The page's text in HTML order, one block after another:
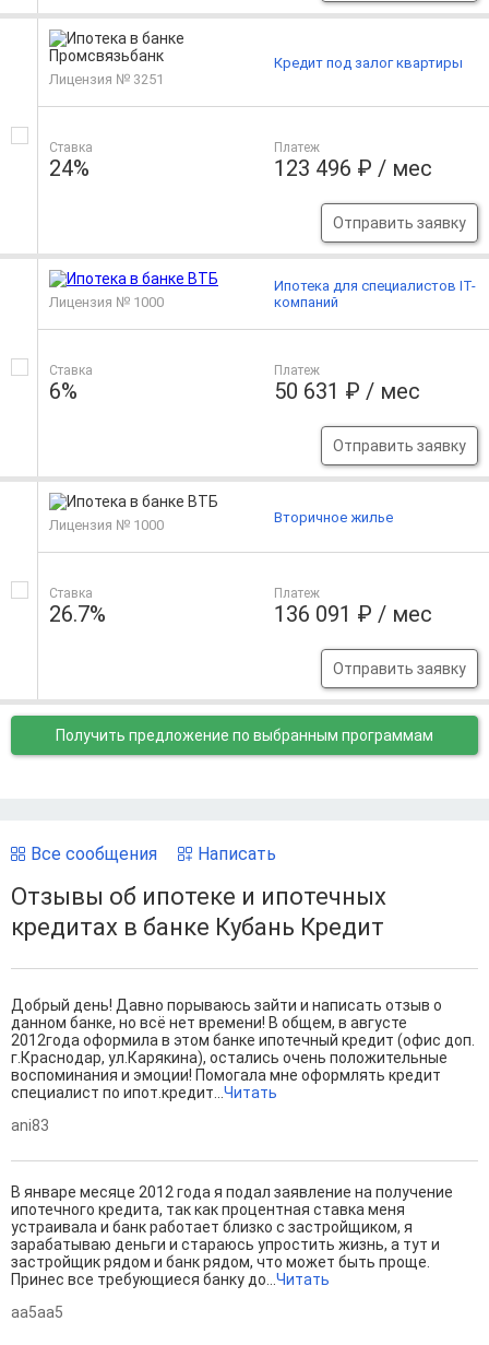
Лицензия № 3251
Ставка
24%
Платеж
123 496 ₽ / мес
Отправить заявку
Кредит под залог квартиры
Лицензия № 1000
Ставка
6%
Платеж
50 631 ₽ / мес
Отправить заявку
Ипотека для специалистов IT-
компаний
Лицензия № 1000
Ставка
26.7%
Платеж
136 091 ₽ / мес
Отправить заявку
Вторичное жилье
Получить предложение по выбранным программам
Все сообщения Написать
Отзывы об ипотеке и ипотечных
кредитах в банке Кубань Кредит
Добрый день! Давно порываюсь зайти и написать отзыв о
данном банке, но всё нет времени! В общем, в августе
2012года оформила в этом банке ипотечный кредит (офис доп.
г.Краснодар, ул.Карякина), остались очень положительные
воспоминания и эмоции! Помогала мне оформлять кредит
специалист по ипот.кредит...Читать
ani83
В январе месяце 2012 года я подал заявление на получение
ипотечного кредита, так как процентная ставка меня
устраивала и банк работает близко с застройщиком, я
зарабатываю деньги и стараюсь упростить жизнь, а тут и
застройщик рядом и банк рядом, что может быть проще.
Принес все требующиеся банку до...Читать
aa5aa5